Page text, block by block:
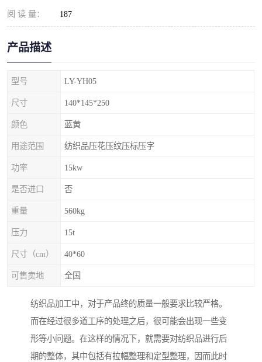
阅 读 量： 187
产品描述
型号 LY-YH05
尺寸 140*145*250
颜色 蓝黄
用途范围 纺织品压花压纹压标压字
功率 15kw
是否进口 否
重量 560kg
压力 15t
尺寸（cm） 40*60
可售卖地 全国
纺织品加工中，对于产品终的质量一般要求比较严格。
而在经过很多道工序的处理之后，很可能会出现一些变
形等小问题。在这样的情况下，就需要对纺织品进行后
期的整体，其中包括有拉幅整理和定型整理，因而此时